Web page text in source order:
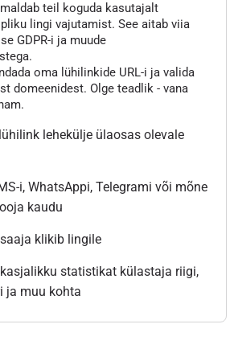
teil koguda kasutajalt
lingi vajutamist. See aitab viia
GDPR-i ja muude
oma lühilinkide URL-i ja valida
domeenidest. Olge teadlik - vana
lehekülje ülaosas olevale
i, WhatsAppi, Telegrami või mõne
kaudu
klikib lingile
statistikat külastaja riigi,
ja muu kohta